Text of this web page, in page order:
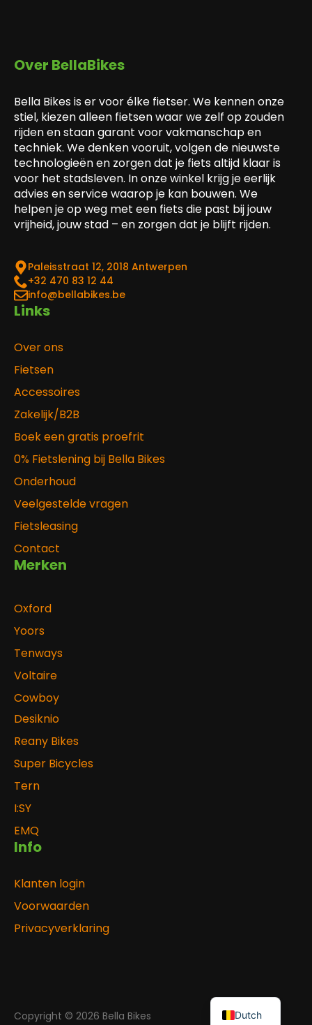
Over BellaBikes
Bella Bikes is er voor élke fietser. We kennen onze
stiel, kiezen alleen fietsen waar we zelf op zouden
rijden en staan garant voor vakmanschap en
techniek. We denken vooruit, volgen de nieuwste
technologieën en zorgen dat je fiets altijd klaar is
voor het stadsleven. In onze winkel krijg je eerlijk
advies en service waarop je kan bouwen. We
helpen je op weg met een fiets die past bij jouw
vrijheid, jouw stad – en zorgen dat je blijft rijden.
Paleisstraat 12, 2018 Antwerpen
‎+32 470 83 12 44
info@bellabikes.be
Links
Over ons
Fietsen
Accessoires
Zakelijk/B2B
Boek een gratis proefrit
0% Fietslening bij Bella Bikes
Onderhoud
Veelgestelde vragen
Fietsleasing
Contact
Merken
Oxford
Yoors
Tenways
Voltaire
Cowboy
Desiknio
Reany Bikes
Super Bicycles
Tern
I:SY
EMQ
Info
Klanten login
Voorwaarden
Privacyverklaring
Copyright © 2026 Bella Bikes Dutch